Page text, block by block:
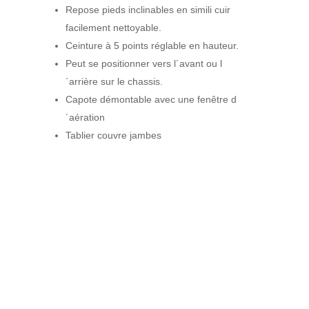
Repose pieds inclinables en simili cuir
facilement nettoyable.
Ceinture à 5 points réglable en hauteur.
Peut se positionner vers l´avant ou l
´arrière sur le chassis.
Capote démontable avec une fenêtre d
´aération
Tablier couvre jambes